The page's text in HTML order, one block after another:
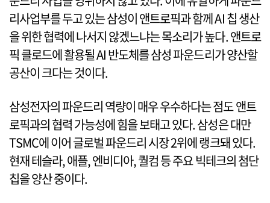
리사업부를 두고 있는 삼성이 앤트로픽과 함께 AI 칩 생산
을 위한 협력에 나서지 않겠느냐는 목소리가 높다. 앤트로
픽 클로드에 활용될 AI 반도체를 삼성 파운드리가 양산할
공산이 크다는 것이다.
삼성전자의 파운드리 역량이 매우 우수하다는 점도 앤트
로픽과의 협력 가능성에 힘을 보태고 있다. 삼성은 대만
TSMC에 이어 글로벌 파운드리 시장 2위에 랭크돼 있다.
현재 테슬라, 애플, 엔비디아, 퀄컴 등 주요 빅테크의 첨단
칩을 양산 중이다.